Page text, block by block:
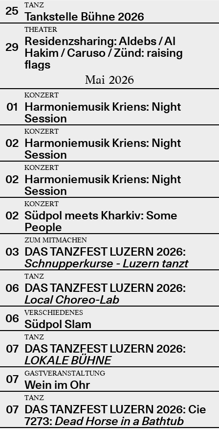
25
TANZ
Tankstelle Bühne 2026
29
THEATER
Residenzsharing: Aldebs / Al
Hakim / Caruso / Zünd: raising
flags
Mai 2026
01
KONZERT
Harmoniemusik Kriens: Night
Session
02
KONZERT
Harmoniemusik Kriens: Night
Session
02
KONZERT
Harmoniemusik Kriens: Night
Session
02
KONZERT
Südpol meets Kharkiv: Some
People
03
ZUM MITMACHEN
DAS TANZFEST LUZERN 2026:
Schnupperkurse - Luzern tanzt
06
TANZ
DAS TANZFEST LUZERN 2026:
Local Choreo-Lab
06
VERSCHIEDENES
Südpol Slam
07
TANZ
DAS TANZFEST LUZERN 2026:
LOKALE BÜHNE
07
GASTVERANSTALTUNG
Wein im Ohr
07
TANZ
DAS TANZFEST LUZERN 2026: Cie
7273: Dead Horse in a Bathtub